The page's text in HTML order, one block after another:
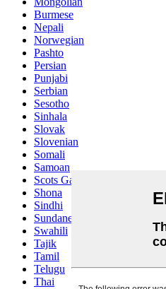
Burmese
Nepali
Norwegian
Pashto
Persian
Punjabi
Serbian
Sesotho
Sinhala
Slovak
Slovenian
Somali
Samoan
Scots Gaelic
Shona
Sindhi
Sundanese
Swahili
Tajik
Tamil
Telugu
Thai